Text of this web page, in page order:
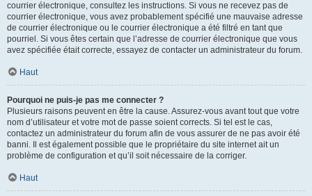
courrier électronique, consultez les instructions. Si vous ne recevez pas de
courrier électronique, vous avez probablement spécifié une mauvaise adresse
de courrier électronique ou le courrier électronique a été filtré en tant que
pourriel. Si vous êtes certain que l’adresse de courrier électronique que vous
avez spécifiée était correcte, essayez de contacter un administrateur du forum.
Haut
Pourquoi ne puis-je pas me connecter ?
Plusieurs raisons peuvent en être la cause. Assurez-vous avant tout que votre
nom d’utilisateur et votre mot de passe soient corrects. Si tel est le cas,
contactez un administrateur du forum afin de vous assurer de ne pas avoir été
banni. Il est également possible que le propriétaire du site internet ait un
problème de configuration et qu’il soit nécessaire de la corriger.
Haut